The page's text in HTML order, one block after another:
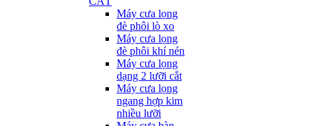
Máy cưa lọng
đè phôi lò xo
Máy cưa lọng
đè phôi khí nén
Máy cưa lọng
dạng 2 lưỡi cắt
Máy cưa lọng
ngang hợp kim
nhiều lưỡi